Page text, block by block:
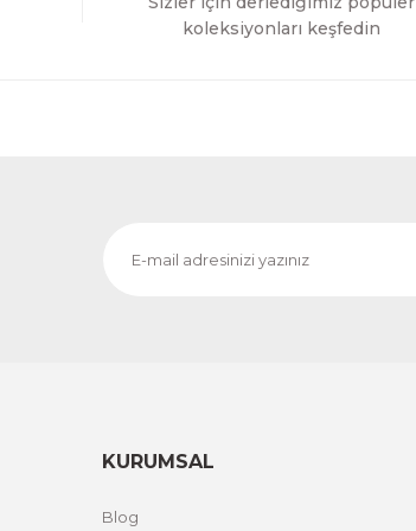
koleksiyonları keşfedin
KURUMSAL
Blog